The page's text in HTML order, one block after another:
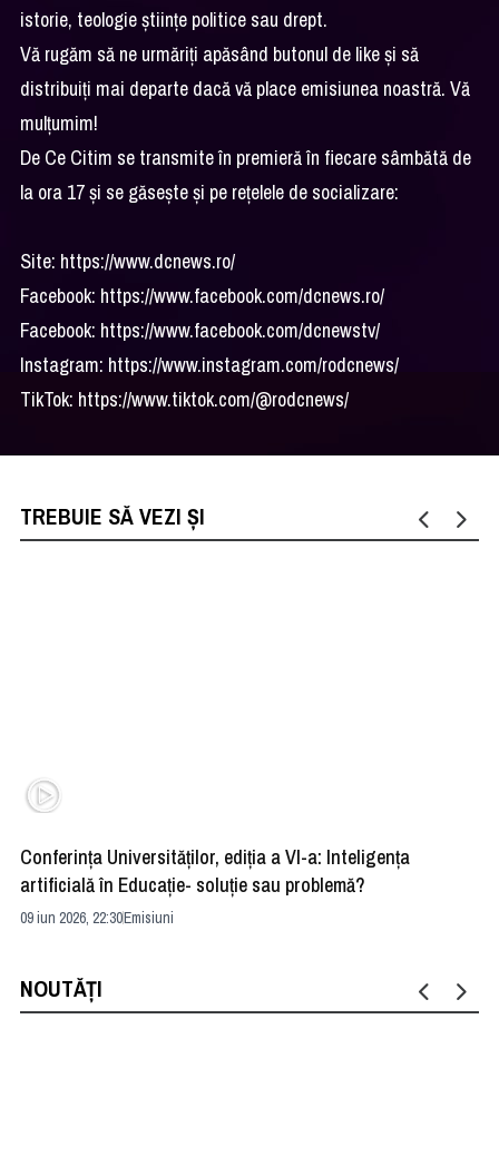
istorie, teologie științe politice sau drept.
Vă rugăm să ne urmăriți apăsând butonul de like și să
distribuiți mai departe dacă vă place emisiunea noastră. Vă
mulțumim!
De Ce Citim se transmite în premieră în fiecare sâmbătă de
la ora 17 și se găsește și pe rețelele de socializare:
Site: https://www.dcnews.ro/
Facebook: https://www.facebook.com/dcnews.ro/
Facebook: https://www.facebook.com/dcnewstv/
Instagram: https://www.instagram.com/rodcnews/
TikTok: https://www.tiktok.com/@rodcnews/
TREBUIE SĂ VEZI ȘI
Conferința Universităților, ediția a VI-a: Inteligența
artificială în Educație- soluție sau problemă?
09 iun 2026, 22:30Emisiuni
NOUTĂȚI